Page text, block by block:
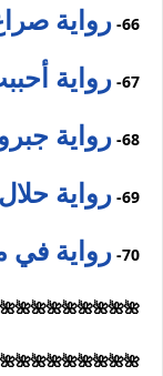
66- رواية
67- رواية
68- رواية
69- رواية
70- رواية في